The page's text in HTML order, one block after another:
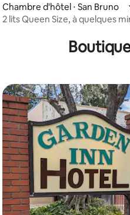
sur la base de 6
Chambre d'hôtel ⋅ San Bruno
2 lits Queen Size, à quelques